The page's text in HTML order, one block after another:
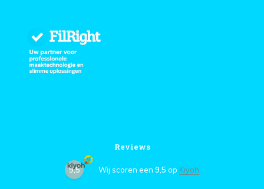
Reviews
9,5 Wij scoren een 9,5 op Kiyoh